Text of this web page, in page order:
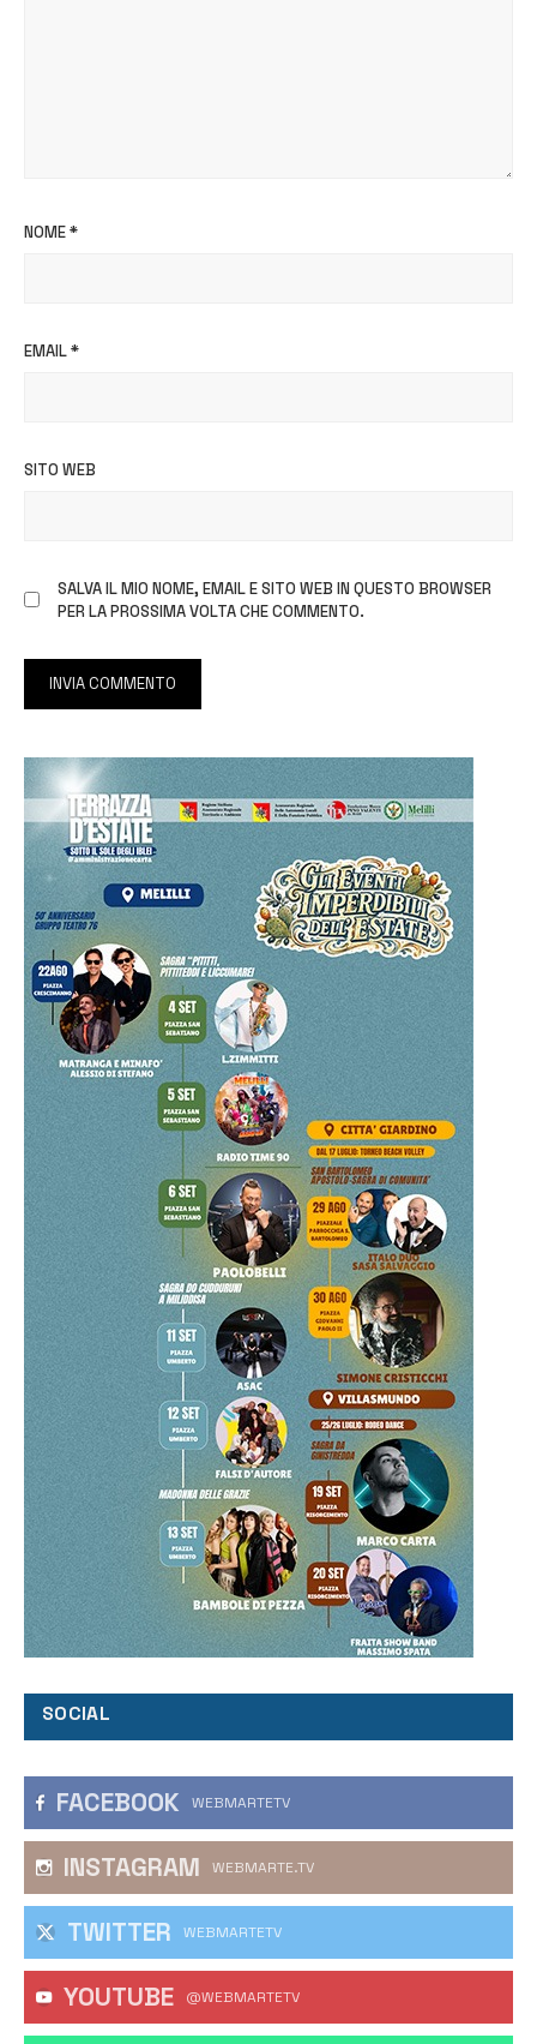
NOME*
EMAIL*
SITO WEB
SALVA IL MIO NOME, EMAIL E SITO WEB IN QUESTO BROWSER
PER LA PROSSIMA VOLTA CHE COMMENTO.
SOCIAL
FACEBOOK WEBMARTETV
INSTAGRAM WEBMARTE.TV
TWITTER WEBMARTETV
YOUTUBE @WEBMARTETV